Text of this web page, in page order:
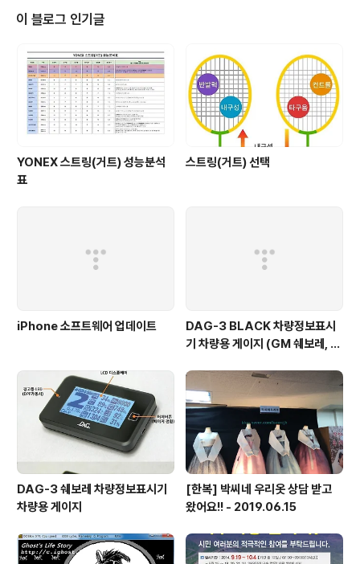
딱 맞는 스트링을 찾고 싶은데 어떻게 골라야 할지 망설이
셨던 분들! 라켓의 날개를 달고 훨훨 날 수 있게 만들어줄
는데, 우선 반발력, 내구성, 타구음, 컨트롤 4가지 성향으로
구분할 수 있어요! 굵기에 따라 특성이 달라지기 때문에 배
드민턴을 처음 시작하는 분들은 자신의..
이 블로그 인기글
YONEX 스트링(거트) 성능분석
표
스트링(거트) 선택
iPhone 소프트웨어 업데이트
DAG-3 BLACK 차량정보표시
기 차량용 게이지 (GM 쉐보레, 현
DAG-3 쉐보레 차량정보표시기
차량용 게이지
[한복] 박씨네 우리옷 상담 받고
왔어요!! - 2019.06.15